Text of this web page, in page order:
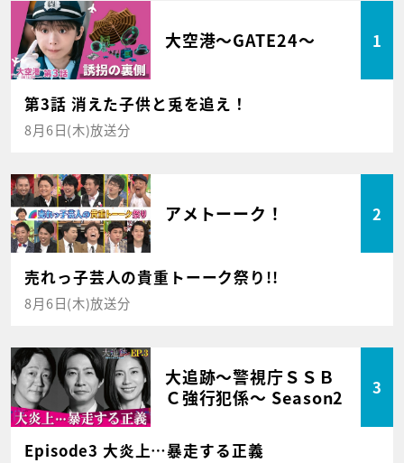
大空港～GATE24～ 1
第3話 消えた子供と兎を追え！
8月6日(木)放送分
アメトーーク！ 2
売れっ子芸人の貴重トーーク祭り!!
8月6日(木)放送分
大追跡～警視庁ＳＳＢ
Ｃ強行犯係～ Season2
3
Episode3 大炎上…暴走する正義